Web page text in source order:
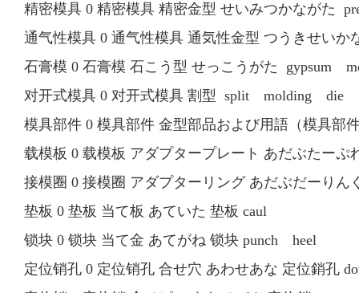
精密模具 0 精密模具 精密金型 せいみつかながた
通气性模具 0 通气性模具 通気性金型 つうきせい
石膏模 0 石膏模 石こう型 せっこうがた gypsum
对开式模具 0 对开式模具 割型 split molding die
模具部件 0 模具部件 金型部品および用語（模具
载模板 0 载模板 アダプタープレート あだぶたーぷ
接模圈 0 接模圈 アダプターリング あだぶだーりん
垫板 0 垫板 当て板 あていた 垫板 caul
锁块 0 锁块 当て金 あてがね 锁块 punch heel
定位销孔 0 定位销孔 合せ穴 あわせあな 定位銷孔